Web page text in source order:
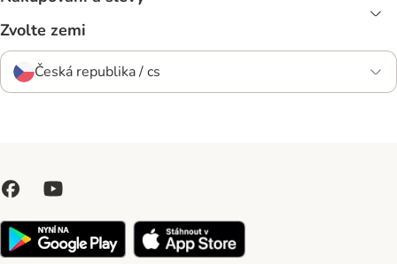
Zvolte zemi
Česká republika / cs